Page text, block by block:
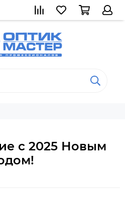
с 2025 Новым